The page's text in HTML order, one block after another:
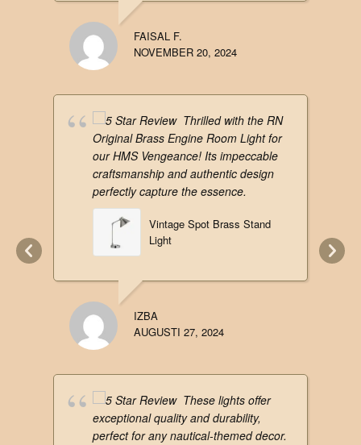
FAISAL F.
NOVEMBER 20, 2024
Thrilled with the RN
Original Brass Engine Room Light for
our HMS Vengeance! Its impeccable
craftsmanship and authentic design
perfectly capture the essence.
Vintage Spot Brass Stand
Light
IZBA
AUGUSTI 27, 2024
These lights offer
exceptional quality and durability,
perfect for any nautical-themed decor.